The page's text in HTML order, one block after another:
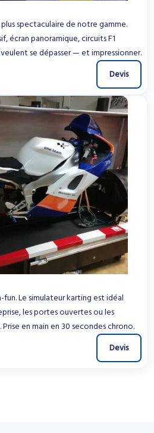
spectaculaire de notre gamme.
écran panoramique, circuits F1
se dépasser — et impressionner.
Devis
Le simulateur karting est idéal
les portes ouvertes ou les
en main en 30 secondes chrono.
Devis